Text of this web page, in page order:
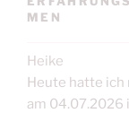
MEN
Heike
Heute hatte
am 04.07.2026